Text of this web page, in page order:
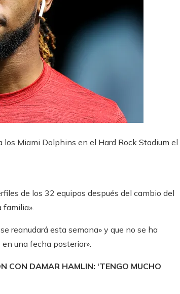
Miami Dolphins en el Hard Rock Stadium el
de los 32 equipos después del cambio del
familia».
reanudará esta semana» y que no se ha
una fecha posterior».
CON DAMAR HAMLIN: ‘TENGO MUCHO